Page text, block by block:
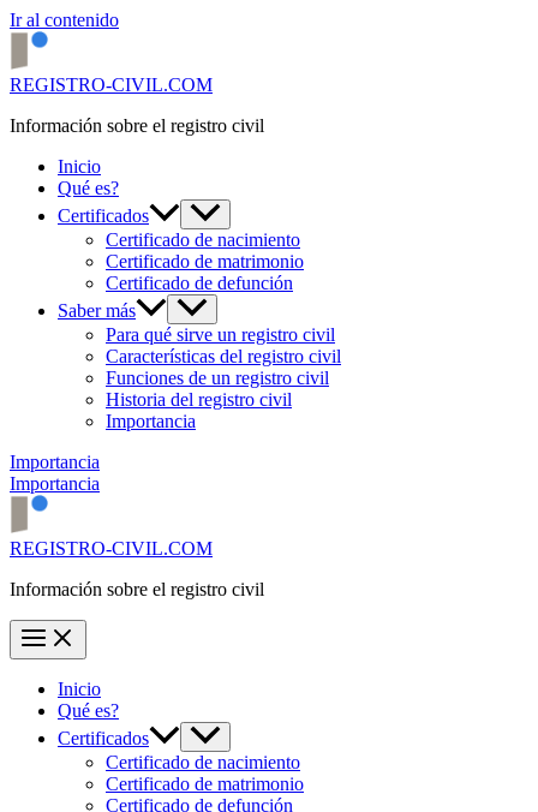
Ir al contenido
REGISTRO-CIVIL.COM
Información sobre el registro civil
Inicio
Qué es?
Certificados
Certificado de nacimiento
Certificado de matrimonio
Certificado de defunción
Saber más
Para qué sirve un registro civil
Características del registro civil
Funciones de un registro civil
Historia del registro civil
Importancia
Importancia
Importancia
REGISTRO-CIVIL.COM
Información sobre el registro civil
Inicio
Qué es?
Certificados
Certificado de nacimiento
Certificado de matrimonio
Certificado de defunción